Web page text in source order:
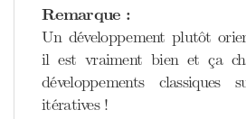
Remarque :
Un développement plutôt
il est vraiment bien et ça
développements classiques
itératives !